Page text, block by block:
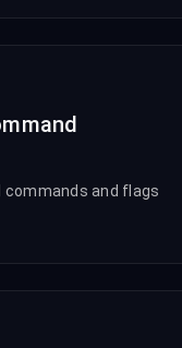
commands and flags